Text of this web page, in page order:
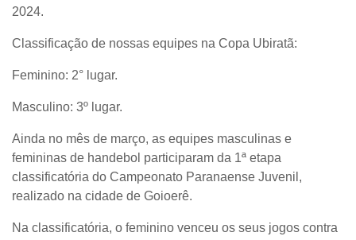
2024.
Classificação de nossas equipes na Copa Ubiratã:
Feminino: 2° lugar.
Masculino: 3º lugar.
Ainda no mês de março, as equipes masculinas e
femininas de handebol participaram da 1ª etapa
classificatória do Campeonato Paranaense Juvenil,
realizado na cidade de Goioerê.
Na classificatória, o feminino venceu os seus jogos contra